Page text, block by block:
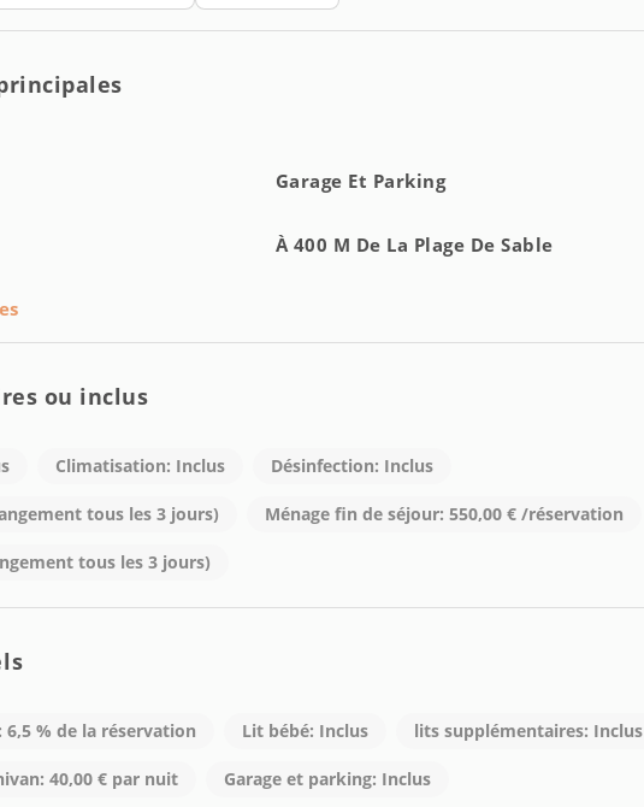
centre de Ravello
Garage Et Parking
À 400 M De La Plage De Sable
ou inclus
Climatisation: Inclus Désinfection: Inclus
tous les 3 jours) Ménage fin de séjour: 550,00 € /réservation
tous les 3 jours)
% de la réservation Lit bébé: Inclus lits supplémentaires: Inclus
40,00 € par nuit Garage et parking: Inclus